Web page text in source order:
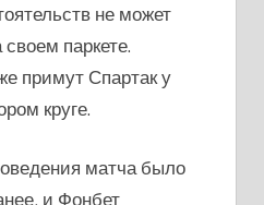
не может
паркете.
примут Спартак у
круге.
матча было
и Фонбет